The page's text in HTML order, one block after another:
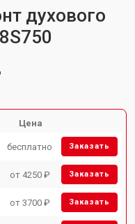
духового
Цена
бесплатно Заказать
от 4250 ₽ Заказать
от 3700 ₽ Заказать